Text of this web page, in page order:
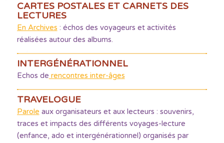
CARTES POSTALES ET CARNETS DES
LECTURES
En Archives : échos des voyageurs et activités
réalisées autour des albums.
INTERGÉNÉRATIONNEL
Echos de rencontres inter-âges
TRAVELOGUE
Parole aux organisateurs et aux lecteurs : souvenirs,
traces et impacts des différents voyages-lecture
(enfance, ado et intergénérationnel) organisés par